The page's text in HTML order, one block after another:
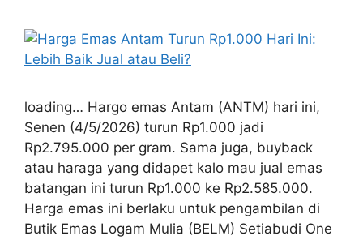
loading… Hargo emas Antam (ANTM) hari ini,
Senen (4/5/2026) turun Rp1.000 jadi
Rp2.795.000 per gram. Sama juga, buyback
atau haraga yang didapet kalo mau jual emas
batangan ini turun Rp1.000 ke Rp2.585.000.
Harga emas ini berlaku untuk pengambilan di
Butik Emas Logam Mulia (BELM) Setiabudi One